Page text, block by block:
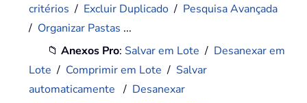
critérios / Excluir Duplicado / Pesquisa Avançada
/ Organizar Pastas ...
📁Anexos Pro: Salvar em Lote / Desanexar em
Lote / Comprimir em Lote / Salvar
automaticamente / Desanexar